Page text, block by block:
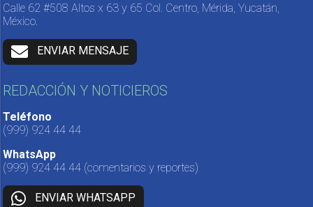
Calle 62 #508 Altos x 63 y 65 Col. Centro, Mérida, Yucatán,
México.
ENVIAR MENSAJE
REDACCIÓN Y NOTICIEROS
Teléfono
(999) 924 44 44
WhatsApp
(999) 924 44 44 (comentarios y reportes)
ENVIAR WHATSAPP